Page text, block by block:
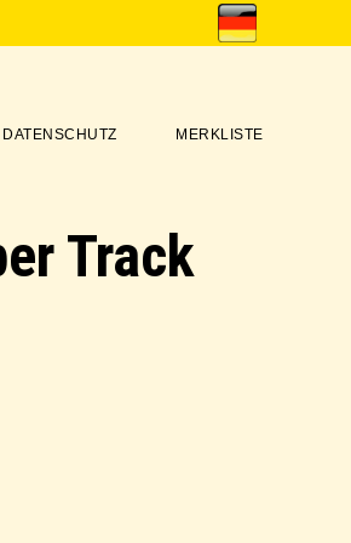
DATENSCHUTZ MERKLISTE
Track